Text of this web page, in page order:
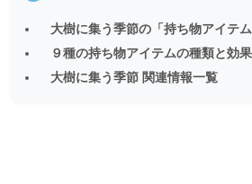
大樹に集う季節の「持ち物アイテ
９種の持ち物アイテムの種類と効
大樹に集う季節 関連情報一覧